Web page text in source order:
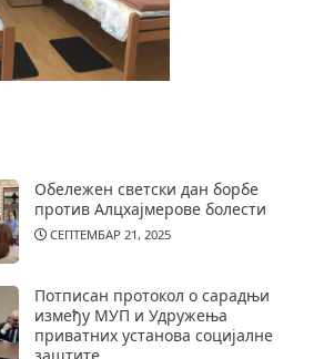
Обележен светски дан борбе
против Алцхајмерове болести
СЕПТЕМБАР 21, 2025
Потписан протокол о сарадњи
између МУП и Удружења
приватних установа социјалне
заштите